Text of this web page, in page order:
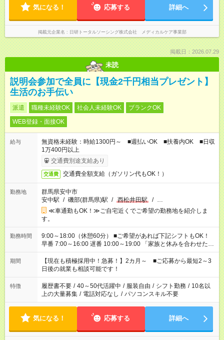
気になる！ 応募する 詳細へ
掲載元企業名 日研トータルソーシング株式会社 メディカルケア事業部
掲載日：2026.07.29
未読
説明会参加で全員に【現金2千円相当プレゼント】
生活のお手伝い
派遣 職種未経験OK 社会人未経験OK
ブランクOK
WEB登録・面接OK
給与
無資格未経験：時給1300円～ ■週払いOK ■扶養内OK ■日収
1万400円以上
交通費別途支給あり
交通費 交通費全額支給（ガソリン代もOK！）
勤務地
群馬県安中市
安中駅 / 磯部(群馬県)駅 / 西松井田駅 / …
≪車通勤もOK！≫ご自宅近くでご希望の勤務地を紹介しま
す。
勤務時間
9:00～18:00（休憩60分） ■ご希望があれば下記シフトもOK！
早番 7:00～16:00 遅番 10:00～19:00 「家族と休みを合わせた
い」 「余裕を持って夕飯の準備がしたい」 「できれば残業はし
たくない」 など、ご希望を教えてくださいね。 ※Wワーク希望
の方へ 今ご覧のお仕事で希望する勤務時間と、もう1つのお仕事
の勤務時間。 合計で週40時間を超える場合は応募できません。
期間
【現在も積極採用中！急募！】2カ月～ ■ご応募から最短2～3
日後の就業も相談可能です！
特徴 履歴書不要 / 40～50代活躍中 / 服装自由 / シフト勤務 / 10名以
上の大量募集 / 電話対応なし / パソコンスキル不要
気になる！ 応募する 詳細へ